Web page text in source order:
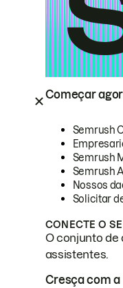
Começar
Semrush
Semrush
Semrush
Nossos
Solicitar
CONECTE O
O conjunto de
assistentes.
Cresça com a